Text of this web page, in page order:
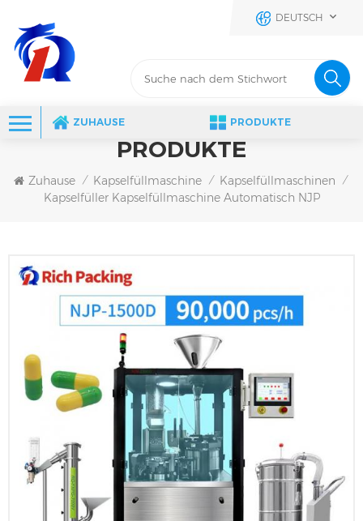
DEUTSCH
ZUHAUSE PRODUKTE
PRODUKTE
Zuhause / Kapselfüllmaschine / Kapselfüllmaschinen /
Kapselfüller Kapselfüllmaschine Automatisch NJP